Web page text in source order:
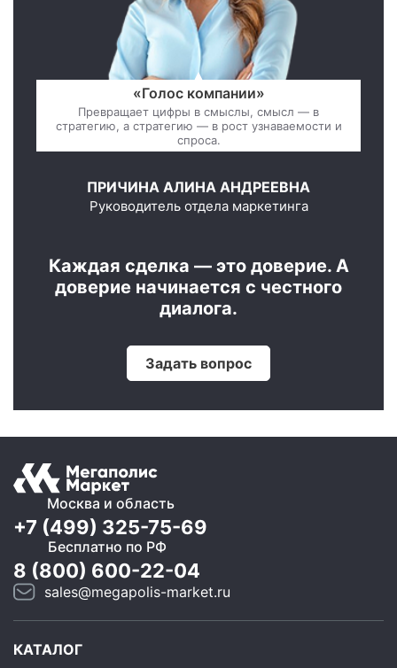
«Голос компании»
Превращает цифры в смыслы, смысл — в
стратегию, а стратегию — в рост узнаваемости и
спроса.
ПРИЧИНА АЛИНА АНДРЕЕВНА
Руководитель отдела маркетинга
Каждая сделка — это доверие. А
доверие начинается с честного
диалога.
Задать вопрос
Москва и область
+7 (499) 325-75-69
Бесплатно по РФ
8 (800) 600-22-04
sales@megapolis-market.ru
КАТАЛОГ